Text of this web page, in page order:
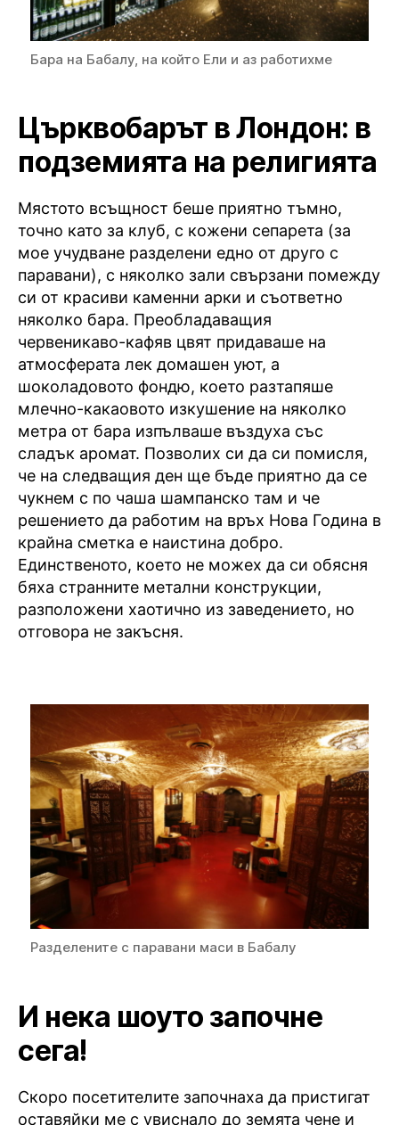
Бара на Бабалу, на който Ели и аз работихме
Църквобарът в Лондон: в
подземията на религията
Мястото всъщност беше приятно тъмно,
точно като за клуб, с кожени сепарета (за
мое учудване разделени едно от друго с
паравани), с няколко зали свързани помежду
си от красиви каменни арки и съответно
няколко бара. Преобладаващия
червеникаво-кафяв цвят придаваше на
атмосферата лек домашен уют, а
шоколадовото фондю, което разтапяше
млечно-какаовото изкушение на няколко
метра от бара изпълваше въздуха със
сладък аромат. Позволих си да си помисля,
че на следващия ден ще бъде приятно да се
чукнем с по чаша шампанско там и че
решението да работим на връх Нова Година в
крайна сметка е наистина добро.
Единственото, което не можех да си обясня
бяха странните метални конструкции,
разположени хаотично из заведението, но
отговора не закъсня.
Разделените с паравани маси в Бабалу
И нека шоуто започне
сега!
Скоро посетителите започнаха да пристигат
оставяйки ме с увиснало до земята чене и